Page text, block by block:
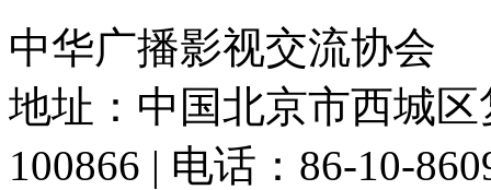
中华广播影视交流协会
地址：中国北京市西城
100866 | 电话：86-10-